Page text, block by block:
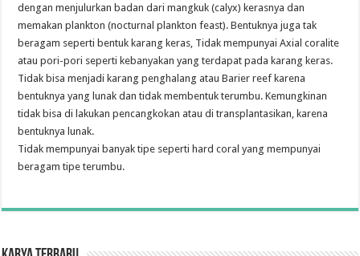
dengan menjulurkan badan dari mangkuk (calyx) kerasnya dan
memakan plankton (nocturnal plankton feast). Bentuknya juga tak
beragam seperti bentuk karang keras, Tidak mempunyai Axial coralite
atau pori-pori seperti kebanyakan yang terdapat pada karang keras.
Tidak bisa menjadi karang penghalang atau Barier reef karena
bentuknya yang lunak dan tidak membentuk terumbu. Kemungkinan
tidak bisa di lakukan pencangkokan atau di transplantasikan, karena
bentuknya lunak.
Tidak mempunyai banyak tipe seperti hard coral yang mempunyai
beragam tipe terumbu.